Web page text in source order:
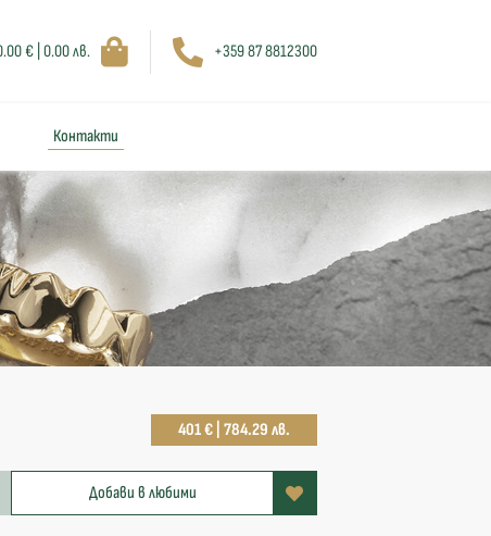
€ | 0.00 лв. +359 87 8812300
Контакти
401 € | 784.29 лв.
Добави в любими